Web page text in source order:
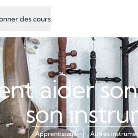
des cours
aider
son
Apprentissage Autres